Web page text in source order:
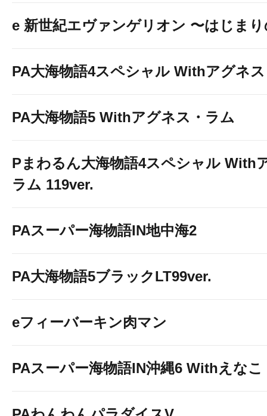
e 新世紀エヴァンゲリオン 〜はじま
PA大海物語4スペシャル Withアグネ
PA大海物語5 Withアグネス・ラム
Pまわるん大海物語4スペシャル With
ラム 119ver.
PAスーパー海物語IN地中海2
PA大海物語5ブラックLT99ver.
eフィーバーキン肉マン
PAスーパー海物語IN沖縄6 Withえなこ